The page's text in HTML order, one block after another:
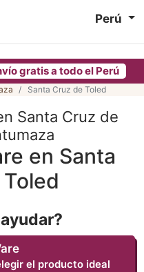
gratis a todo el Perú
Perú
Santa Cruz de Toled
Santa Cruz de
en Santa
el producto ideal